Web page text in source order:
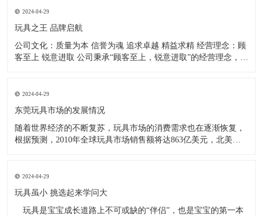
2024-04-29
玩具之王 品牌启航
公司文化：质量为本 信誉为魂 追求卓越 精益求精 经营理念：顾
客至上 锐意进取 公司秉承“顾客至上，锐意进取”的经营理念，坚
2024-04-29
东莞玩具市场的发展情况
随着世界经济的不断复苏，玩具市场的消费需求也在逐渐恢复，
根据预测，2010年全球玩具市场销售额将达863亿美元，北美和
均为中国产品，全球市场上(中国大陆除外)超过2/
2024-04-29
玩具虽小 挑选起来学问大
玩具是宝宝成长道路上不可或缺的“伴侣”，也是宝宝的第一本